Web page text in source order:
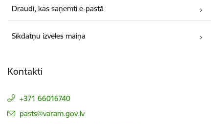
Draudi, kas saņemti e-pastā
Sīkdatņu izvēles maiņa
Kontakti
+371 66016740
E-pasts:
pasts@varam.gov.lv